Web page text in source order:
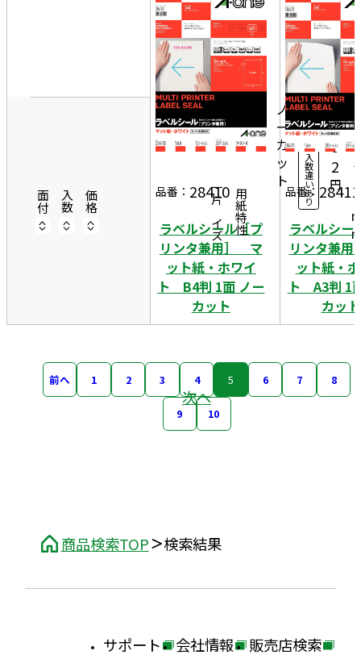
商品検索TOP 検索結果
面付 入数 価格 一片サイズ用紙特性
品番： 28410
ラベルシール［プ
リンタ兼用］ マ
ット紙・ホワイ
ト B4判 1面 ノー
カット
ノ
ー
カ
ッ
ト
シ
ー
ト
入
数
違
い
あ
り
1,
2
3
2
円
2
7
3
4
品番： 28411
ラベルシー
リンタ兼
ット紙・
ト A3判 1
カット
前へ 1 2 3 4 5 6 7 8
9 10
次へ
サポート 会社情報 販売店検索